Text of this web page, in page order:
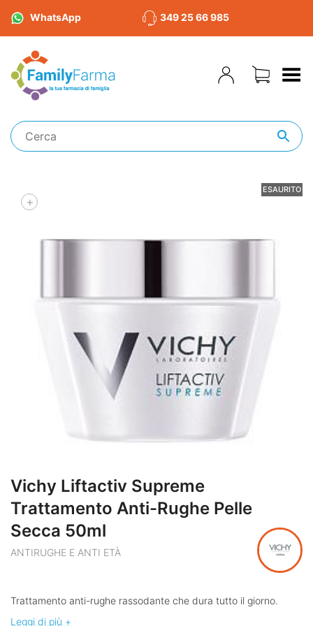
WhatsApp 349 25 66 985
Toggle Menu
ESAURITO
+
Vichy Liftactiv Supreme
Trattamento Anti-Rughe Pelle
Secca 50ml
ANTIRUGHE E ANTI ETÀ
Trattamento anti-rughe rassodante che dura tutto il giorno.
Leggi di più +